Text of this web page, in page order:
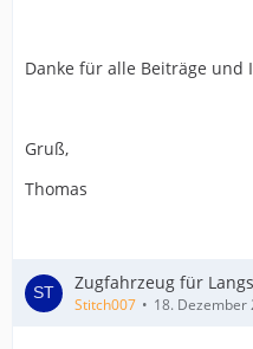
Danke für alle Beiträge und
Gruß,
Thomas
Zugfahrzeug für
Stitch007 18. Dezember